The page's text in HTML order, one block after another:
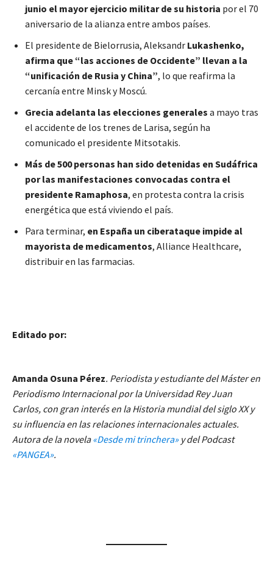
junio el mayor ejercicio militar de su historia por el 70
aniversario de la alianza entre ambos países.
El presidente de Bielorrusia, Aleksandr Lukashenko,
afirma que “las acciones de Occidente” llevan a la
“unificación de Rusia y China”, lo que reafirma la
cercanía entre Minsk y Moscú.
Grecia adelanta las elecciones generales a mayo tras
el accidente de los trenes de Larisa, según ha
comunicado el presidente Mitsotakis.
Más de 500 personas han sido detenidas en Sudáfrica
por las manifestaciones convocadas contra el
presidente Ramaphosa, en protesta contra la crisis
energética que está viviendo el país.
Para terminar, en España un ciberataque impide al
mayorista de medicamentos, Alliance Healthcare,
distribuir en las farmacias.
Editado por:
Amanda Osuna Pérez. Periodista y estudiante del Máster en
Periodismo Internacional por la Universidad Rey Juan
Carlos, con gran interés en la Historia mundial del siglo XX y
su influencia en las relaciones internacionales actuales.
Autora de la novela«Desde mi trinchera» y del Podcast
«PANGEA».